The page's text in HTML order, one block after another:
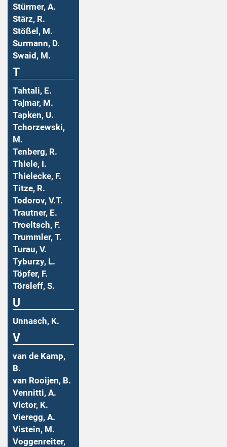
Stürmer, A.
Stärz, R.
Stößel, M.
Surmann, D.
Swaid, M.
T
Tahtali, E.
Tajmar, M.
Tapken, U.
Tchorzewski,
M.
Tenberg, R.
Thiele, I.
Thielecke, F.
Titze, R.
Todorov, V.T.
Trautner, E.
Troeltsch, F.
Trummler, T.
Turau, V.
Tyburzy, L.
Töpfer, F.
Törsleff, S.
U
Unnasch, K.
V
van de Kamp,
B.
van Rooijen, B.
Vennitti, A.
Victor, K.
Vieregg, A.
Vistein, M.
Voggenreiter,